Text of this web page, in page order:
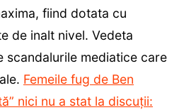
fiind dotata cu
de inalt nivel. Vedeta
scandalurile mediatice care
Femeile fug de Ben
nici nu a stat la discuții: